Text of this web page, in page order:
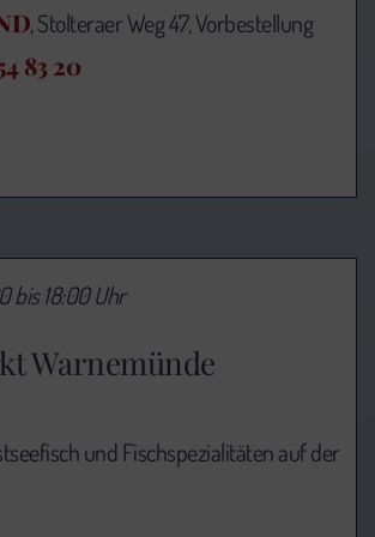
, Stolteraer Weg 47, Vorbestellung
83 20
Warnemünde
bis 18:00 Uhr
und Fischspezialitäten auf der